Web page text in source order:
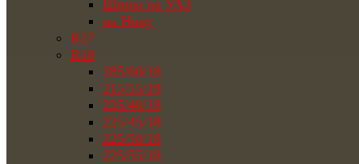
Шины на УАЗ
на Ниву
R17
R18
285/60/18
215/55/18
225/40/18
225/45/18
225/50/18
225/55/18